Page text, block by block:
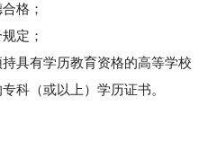
格；
定；
具有学历教育资格的高等学校
科（或以上）学历证书。